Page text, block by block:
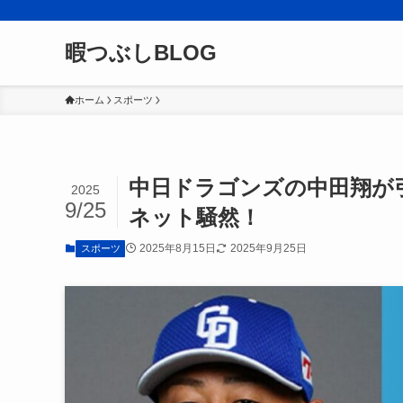
暇つぶしBLOG
ホーム スポーツ
中日ドラゴンズの中田翔
ネット騒然！
2025
9/25
スポーツ 2025年8月15日 2025年9月25日